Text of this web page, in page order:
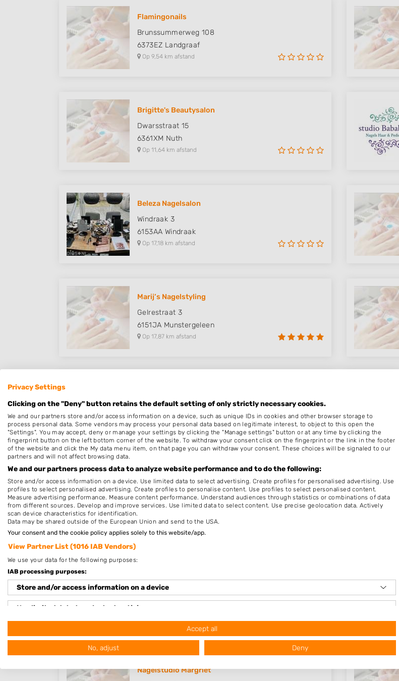
Flamingonails
Brunssummerweg 108
6373EZ Landgraaf
Op 9,54 km afstand
Brigitte's Beautysalon
Dwarsstraat 15
6361XM Nuth
Op 11,64 km afstand
Beleza Nagelsalon
Windraak 3
6153AA Windraak
Op 17,18 km afstand
Marij’s Nagelstyling
Gelrestraat 3
6151JA Munstergeleen
Op 17,87 km afstand
Van Itersonstraat 34
6166XG Geleen
Op 18,39 km afstand
Nicoles mobiler Nagelzauber
Lange Voer 28
Op 18,72 km afstand
Straatsburglaan 107
6137JA
Nagelstudio Margriet
Privacy Settings
Clicking on the "Deny" button retains the default setting of only strictly necessary cookies.
We and our partners store and/or access information on a device, such as unique IDs in cookies and other browser storage to
process personal data. Some vendors may process your personal data based on legitimate interest, to object to this open the
"Settings". You may accept, deny or manage your settings by clicking the "Manage settings" button or at any time by clicking the
fingerprint button on the left bottom corner of the website. To withdraw your consent click on the fingerprint or the link in the footer
of the website and click the My data menu item, on that page you can withdraw your consent. These choices will be signaled to our
partners and will not affect browsing data.
We and our partners process data to analyze website performance and to do the following:
Store and/or access information on a device. Use limited data to select advertising. Create profiles for personalised advertising. Use
profiles to select personalised advertising. Create profiles to personalise content. Use profiles to select personalised content.
Measure advertising performance. Measure content performance. Understand audiences through statistics or combinations of data
from different sources. Develop and improve services. Use limited data to select content. Use precise geolocation data. Actively
scan device characteristics for identification.
Data may be shared outside of the European Union and send to the USA.
Your consent and the cookie policy applies solely to this website/app.
View Partner List (1016 IAB Vendors)
We use your data for the following purposes:
IAB processing purposes:
Store and/or access information on a device
Use limited data to select advertising
Use profiles to select personalised advertising
Create profiles to personalise content
Accept all
No, adjust Deny